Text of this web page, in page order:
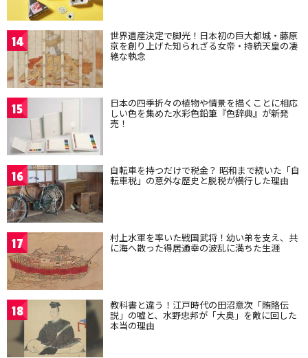
14 世界遺産決定で脚光！日本初の巨大都城・藤原
京を創り上げた知られざる女帝・持統天皇の凄
絶な執念
15 日本の四季折々の植物や情景を描くことに相応
しい色を集めた水彩色鉛筆『色辞典』が新発
売！
16 自転車を持つだけで税金？ 昭和まで続いた「自
転車税」の意外な歴史と脱税が横行した理由
17 村上水軍を率いた戦国武将！幼い弟を支え、共
に海へ散った得居通幸の波乱に満ちた生涯
18 教科書と違う！江戸時代の田沼意次「賄賂伝
説」の嘘と、水野忠邦が「大奥」を敵に回した
本当の理由